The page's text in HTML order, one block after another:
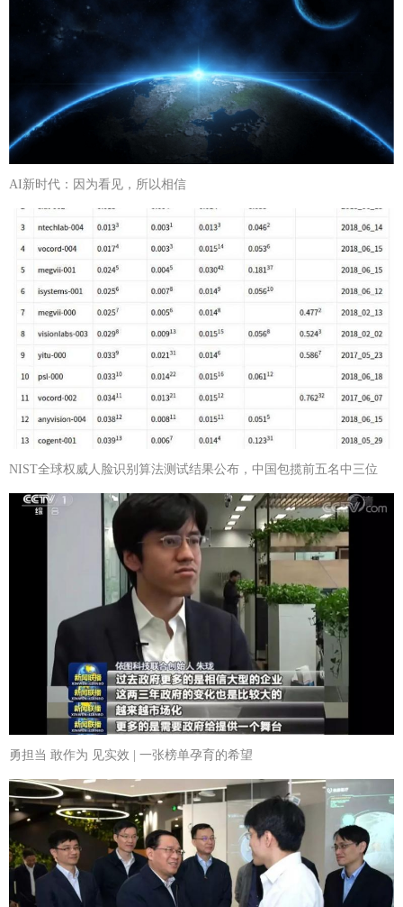
AI新时代：因为看见，所以相信
NIST全球权威人脸识别算法测试结果公布，中国包揽前五名中三位
勇担当 敢作为 见实效 | 一张榜单孕育的希望